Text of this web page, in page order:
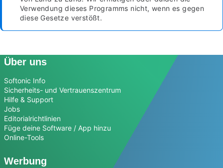
Verwendung dieses Programms nicht, wenn es gegen
diese Gesetze verstößt.
Über uns
Softonic Info
Sicherheits- und Vertrauenszentrum
Hilfe & Support
Jobs
Editorialrichtlinien
Füge deine Software / App hinzu
Online-Tools
Werbung